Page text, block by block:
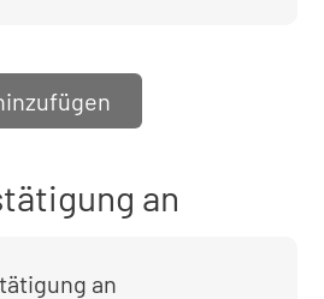
an
an